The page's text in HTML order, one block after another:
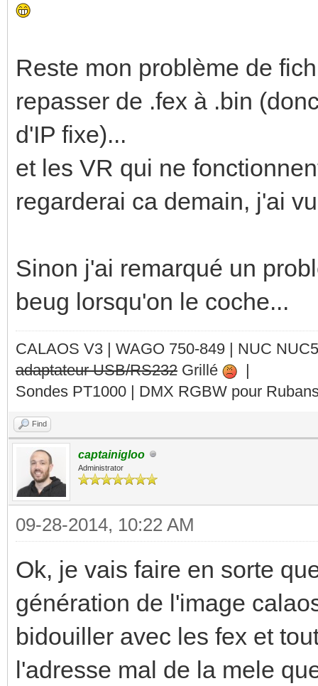
Reste mon problème de
repasser de .fex à .bin
d'IP fixe)...
et les VR qui ne
regarderai ca demain, j'ai
Sinon j'ai remarqué un
beug lorsqu'on le coche...
CALAOS V3 | WAGO 750-849 | NUC
adaptateur USB/RS232 Grillé
|
Sondes PT1000 | DMX RGBW pour
Find
captainigloo
Administrator
09-28-2014, 10:22 AM
Ok, je vais faire en sorte
génération de l'image
bidouiller avec les fex et
l'adresse mal de la mele